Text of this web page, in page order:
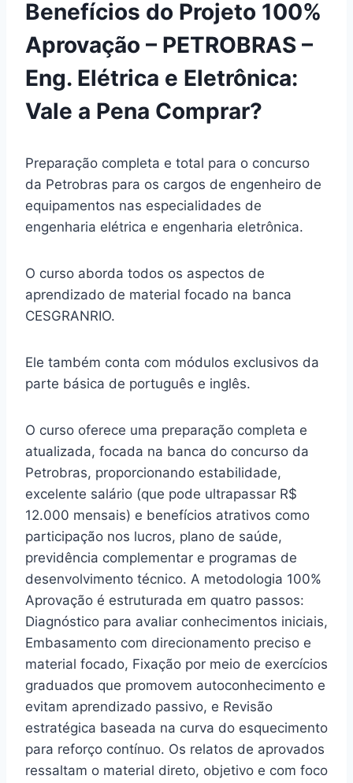
Benefícios do Projeto 100%
Aprovação – PETROBRAS –
Eng. Elétrica e Eletrônica:
Vale a Pena Comprar?
Preparação completa e total para o concurso
da Petrobras para os cargos de engenheiro de
equipamentos nas especialidades de
engenharia elétrica e engenharia eletrônica.
O curso aborda todos os aspectos de
aprendizado de material focado na banca
CESGRANRIO.
Ele também conta com módulos exclusivos da
parte básica de português e inglês.
O curso oferece uma preparação completa e
atualizada, focada na banca do concurso da
Petrobras, proporcionando estabilidade,
excelente salário (que pode ultrapassar R$
12.000 mensais) e benefícios atrativos como
participação nos lucros, plano de saúde,
previdência complementar e programas de
desenvolvimento técnico. A metodologia 100%
Aprovação é estruturada em quatro passos:
Diagnóstico para avaliar conhecimentos iniciais,
Embasamento com direcionamento preciso e
material focado, Fixação por meio de exercícios
graduados que promovem autoconhecimento e
evitam aprendizado passivo, e Revisão
estratégica baseada na curva do esquecimento
para reforço contínuo. Os relatos de aprovados
ressaltam o material direto, objetivo e com foco